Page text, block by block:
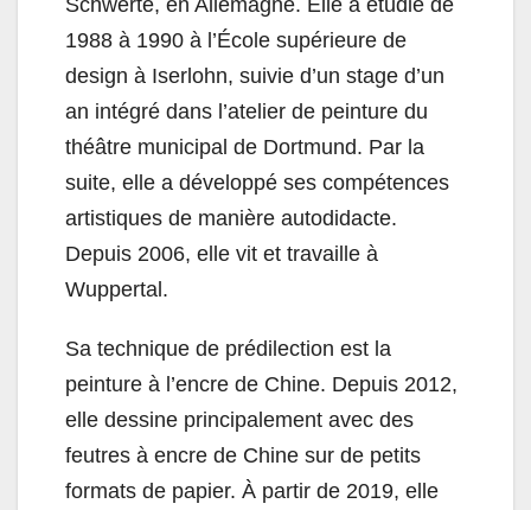
Schwerte, en Allemagne. Elle a étudié de
1988 à 1990 à l’École supérieure de
design à Iserlohn, suivie d’un stage d’un
an intégré dans l’atelier de peinture du
théâtre municipal de Dortmund. Par la
suite, elle a développé ses compétences
artistiques de manière autodidacte.
Depuis 2006, elle vit et travaille à
Wuppertal.
Sa technique de prédilection est la
peinture à l’encre de Chine. Depuis 2012,
elle dessine principalement avec des
feutres à encre de Chine sur de petits
formats de papier. À partir de 2019, elle